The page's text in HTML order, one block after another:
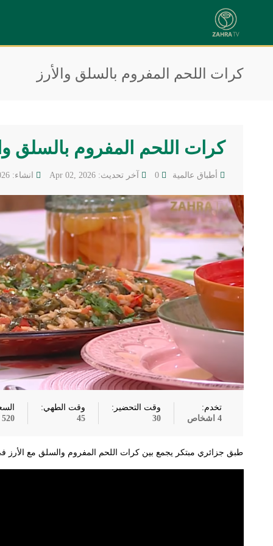
كرات اللحم المفروم بالسلق والأرز
كرات اللحم المفروم بالسلق
أطباق عالمية آخر تحديث: Apr 02, 2026 انشاء: Apr 02, 2026
تخدم:
4 اشخاص
وقت التحضير:
30
وقت الطهي:
45
520
طبق جزائري مبتكر يجمع بين كرات اللحم المفروم والسلق مع الأرز